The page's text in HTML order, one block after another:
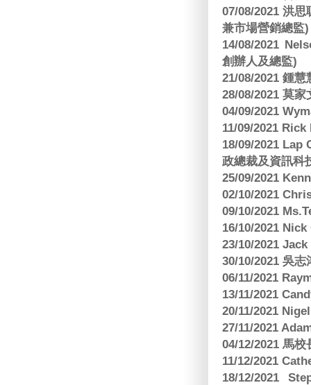
07/08/2021 洪
兼市場營銷總監)
14/08/2021
創辦人及總監)
21/08/2021 鍾
28/08/2021 莫
04/09/2021
11/09/2021
18/09/2021
政總裁及資訊科
25/09/2021
02/10/2021
09/10/2021
16/10/2021
23/10/2021
30/10/2021 吳
06/11/2021
13/11/2021
20/11/2021
27/11/2021
04/12/2021 馬
11/12/2021
18/12/2021